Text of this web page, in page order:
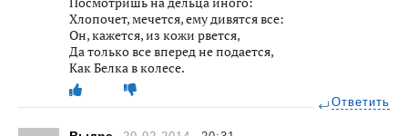
Хлопочет, мечется, ему дивятся все:
Он, кажется, из кожи рвется,
Да только все вперед не подается,
Как Белка в колесе.
Ответить